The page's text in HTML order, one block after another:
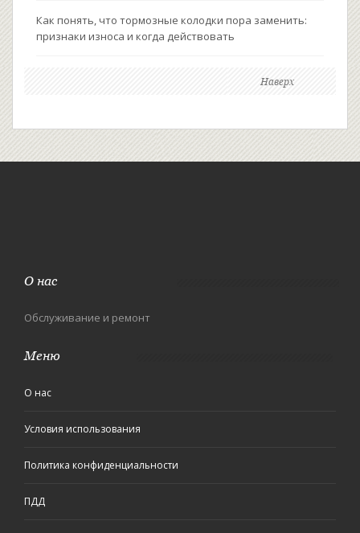
Как понять, что тормозные колодки пора заменить:
признаки износа и когда действовать
Наверх
О нас
Обслуживание и ремонт
Меню
О нас
Условия использования
Политика конфиденциальности
ПДД